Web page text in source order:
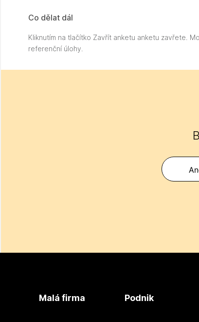
Co dělat dál
Kliknutím na tlačítko Zavřít anketu anketu zavřete.
referenční úlohy.
Malá firma Podnik